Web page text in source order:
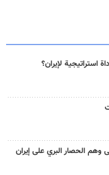
استراتيجية لإيران؟
وهم الحصار البري على إيران